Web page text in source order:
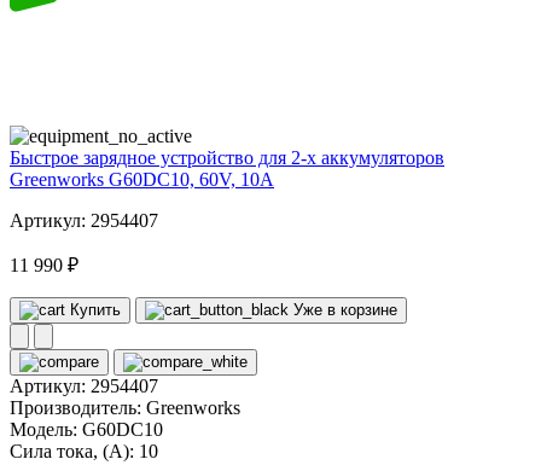
Быстрое зарядное устройство для 2-х аккумуляторов
Greenworks G60DC10, 60V, 10A
Артикул: 2954407
11 990 ₽
Купить Уже в корзине
Артикул: 2954407
Производитель: Greenworks
Модель: G60DC10
Сила тока, (А): 10